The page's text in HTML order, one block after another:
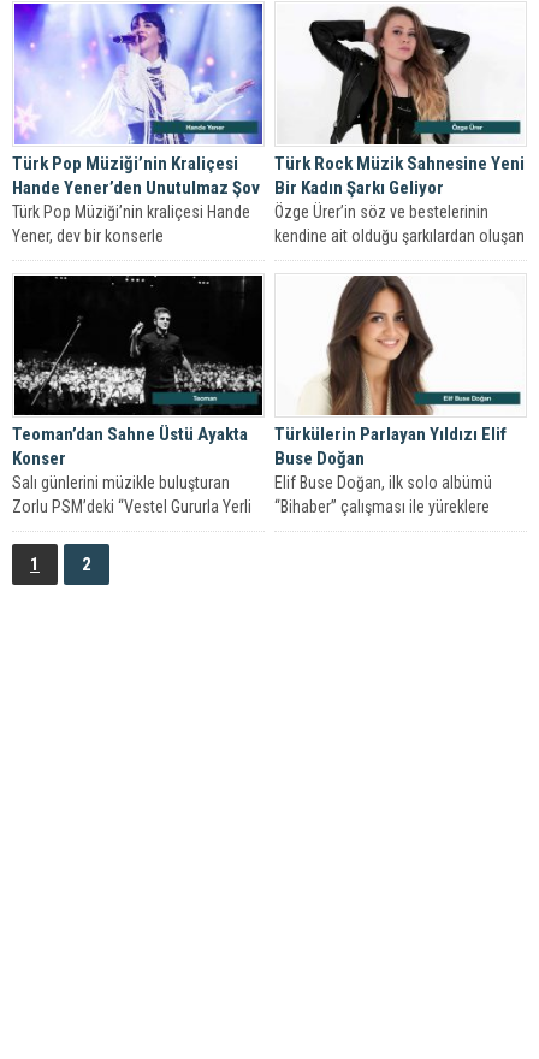
Merkezi’nde sahne aldı.
Türk Pop Müziği’nin Kraliçesi
Hande Yener’den Unutulmaz Şov
Türk Pop Müziği’nin kraliçesi Hande
Yener, dev bir konserle
müzikseverlerin karşısına çıktı.
Türk Rock Müzik Sahnesine Yeni
Bir Kadın Şarkı Geliyor
Özge Ürer’in söz ve bestelerinin
kendine ait olduğu şarkılardan oluşan
ilk albümü ‘Duvar’ 2016 Mart...
Teoman’dan Sahne Üstü Ayakta
Konser
Salı günlerini müzikle buluşturan
Zorlu PSM’deki “Vestel Gururla Yerli
Konserleri” 22 Mart Salı akşamı
Teoman’ı...
Türkülerin Parlayan Yıldızı Elif
Buse Doğan
Elif Buse Doğan, ilk solo albümü
“Bihaber” çalışması ile yüreklere
değen kadife sesi, samimi duruşu,...
1 2